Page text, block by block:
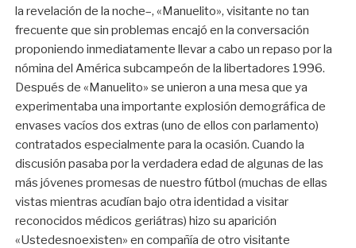
la revelación de la noche–, «Manuelito», visitante no tan
frecuente que sin problemas encajó en la conversación
proponiendo inmediatamente llevar a cabo un repaso por la
nómina del América subcampeón de la libertadores 1996.
Después de «Manuelito» se unieron a una mesa que ya
experimentaba una importante explosión demográfica de
envases vacíos dos extras (uno de ellos con parlamento)
contratados especialmente para la ocasión. Cuando la
discusión pasaba por la verdadera edad de algunas de las
más jóvenes promesas de nuestro fútbol (muchas de ellas
vistas mientras acudían bajo otra identidad a visitar
reconocidos médicos geriátras) hizo su aparición
«Ustedesnoexisten» en compañía de otro visitante